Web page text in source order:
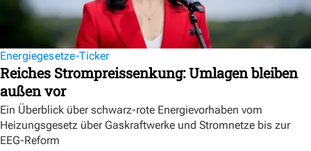
Energiegesetze-Ticker
Reiches Strompreissenkung: Umlagen bleiben
außen vor
Ein Überblick über schwarz-rote Energievorhaben vom
Heizungsgesetz über Gaskraftwerke und Stromnetze bis zur
EEG-Reform